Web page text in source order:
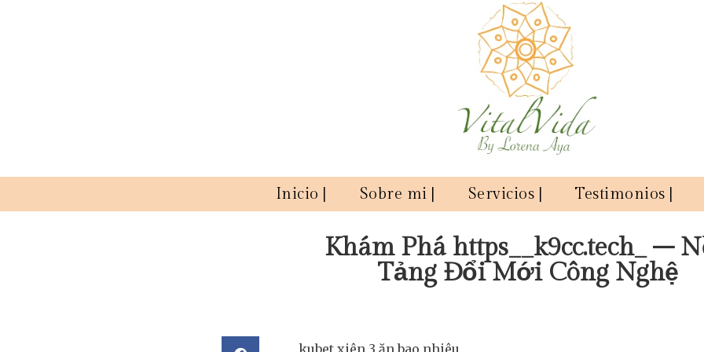
Inicio | Sobre mi | Servicios | Testimonios |
Khám Phá https__k9cc.tech_ –
Tảng Đổi Mới Công Nghệ
kubet xiên 3 ăn bao nhiêu